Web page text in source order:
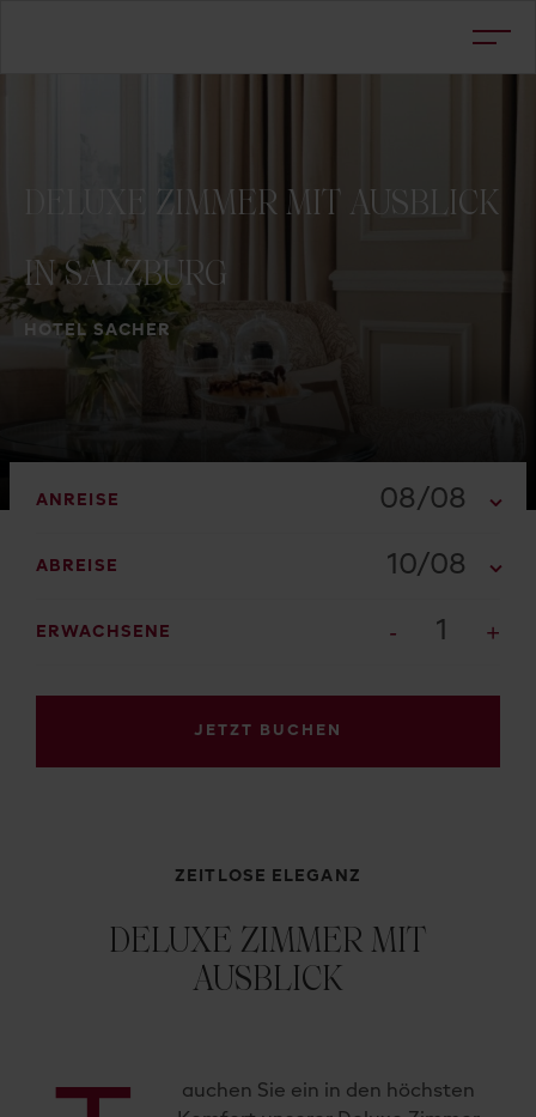
HOTEL SACHER
ZIMMER MIT AUSBLICK
IN SALZBURG
ANREISE 08/08
ABREISE 10/08
ERWACHSENE 1
JETZT BUCHEN
ZEITLOSE ELEGANZ
DELUXE ZIMMER MIT
AUSBLICK
auchen Sie ein in den höchsten